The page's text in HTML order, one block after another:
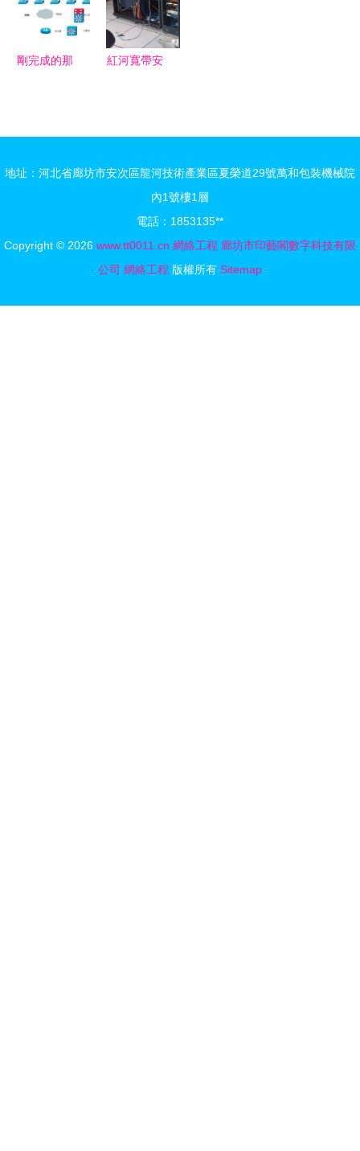
立泰設計、
淘學培訓與
網絡工程的
剛完成的那
紅河寬帶安
地址：河北省廊坊市安次區龍河技術產業區夏榮道29號萬和包裝機械院
內1號樓1層
電話：1853135**
Copyright © 2026 www.tt0011.cn 網絡工程 廊坊市印藝閣數字科技有限
公司 網絡工程 版權所有 Sitemap